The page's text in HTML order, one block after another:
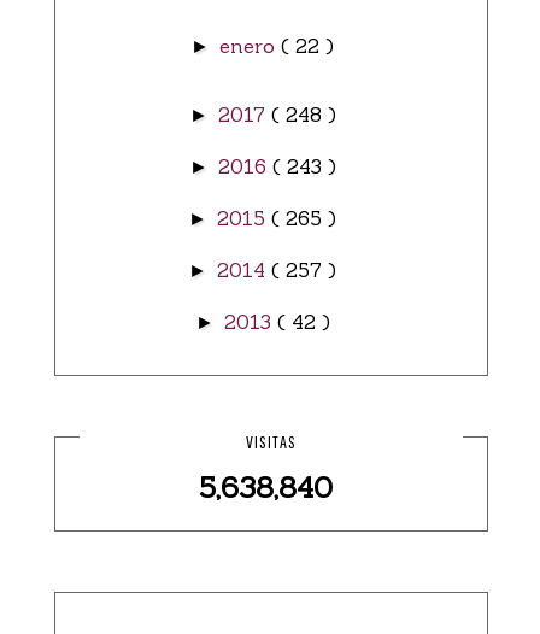
► enero ( 22 )
► 2017 ( 248 )
► 2016 ( 243 )
► 2015 ( 265 )
► 2014 ( 257 )
► 2013 ( 42 )
VISITAS
5,638,840